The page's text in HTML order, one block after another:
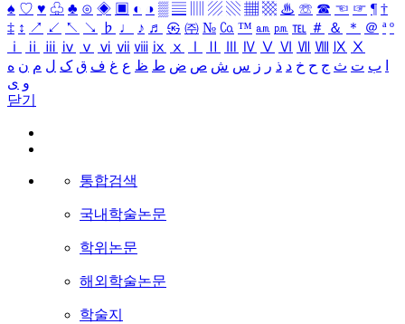
♠ ♡ ♥ ♧ ♣ ⊙ ◈ ▣ ◐ ◑ ▒ ▤ ▨ ▧ ▦ ▩ ♨ ☏ ☎ ☜ ☞ ¶ †
‡ ↕ ↗ ↙ ↖ ↘ ♭ ♩ ♪ ♬ ㉿ ㈜ № ㏇ ™ ㏂ ㏘ ℡ ＃ ＆ ＊ ＠ ª º
ⅰ
ⅱ ⅲ ⅳ ⅴ ⅵ ⅶ ⅷ ⅸ ⅹ Ⅳ Ⅴ Ⅵ Ⅶ Ⅷ Ⅸ Ⅹ
ب ت ث ج ح خ د ذ ر ز س ش ص ض ط ظ ع غ ف ق ک ل م ن ه
و ی
닫기
통합검색
국내학술논문
학위논문
해외학술논문
학술지